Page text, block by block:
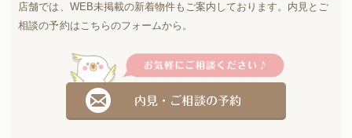
店舗では、WEB未掲載の新着物件もご案内しております。 内見とご
相談の予約はこちらのフォームから。
内見・ご相談の予約